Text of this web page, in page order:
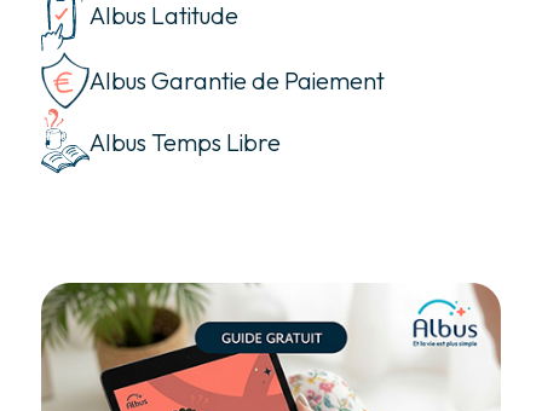
Albus Latitude
Albus Garantie de Paiement
Albus Temps Libre